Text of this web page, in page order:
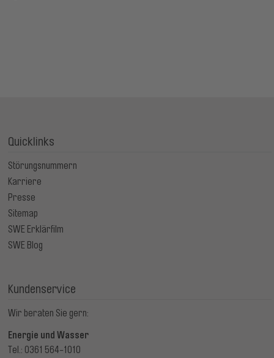
Quicklinks
Störungsnummern
Karriere
Presse
Sitemap
SWE Erklärfilm
SWE Blog
Kundenservice
Wir beraten Sie gern:
Energie und Wasser
Tel.: 0361 564-1010